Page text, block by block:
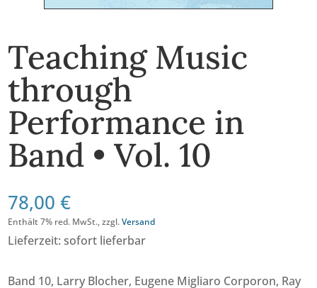
Teaching Music
through
Performance in
Band • Vol. 10
78,00€
Enthält 7% red. MwSt., zzgl.Versand
Lieferzeit: sofort lieferbar
Band 10, Larry Blocher, Eugene Migliaro Corporon, Ray